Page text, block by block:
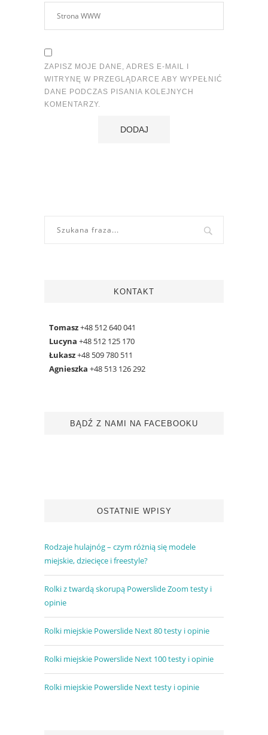
ZAPISZ MOJE DANE, ADRES E-MAIL I
WITRYNĘ W PRZEGLĄDARCE ABY WYPEŁNIĆ
DANE PODCZAS PISANIA KOLEJNYCH
KOMENTARZY.
KONTAKT
Tomasz+48 512 640 041
Lucyna +48 512 125 170
Łukasz+48 509 780 511
Agnieszka +48 513 126 292
BĄDŹ Z NAMI NA FACEBOOKU
OSTATNIE WPISY
Rodzaje hulajnóg – czym różnią się modele
miejskie, dziecięce i freestyle?
Rolki z twardą skorupą Powerslide Zoom testy i
opinie
Rolki miejskie Powerslide Next 80 testy i opinie
Rolki miejskie Powerslide Next 100 testy i opinie
Rolki miejskie Powerslide Next testy i opinie